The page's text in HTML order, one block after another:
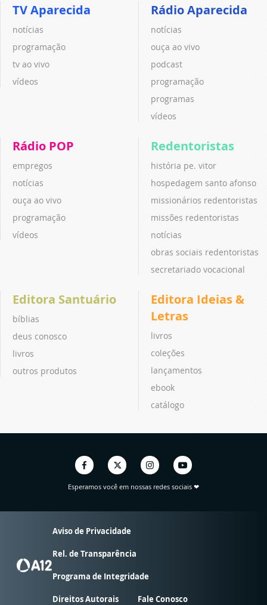
TV Aparecida
notícias
programação
tv ao vivo
vídeos
Rádio Aparecida
notícias
ouça ao vivo
podcast
programação
programas
vídeos
Rádio POP
empregos
notícias
ouça ao vivo
programação
vídeos
Redentoristas
história pe. vitor
hospedagem santo afonso
missionários redentoristas
missões redentoristas
notícias
obras sociais redentoristas
secretariado vocacional
Editora Santuário
bíblias
deus conosco
livros
outros produtos
Editora Ideias &
Letras
livros
coleções
lançamentos
ebook
catálogo
Esperamos você em nossas redes sociais ❤
Aviso de Privacidade
Rel. de Transparência
Programa de Integridade
Direitos Autorais Fale Conosco